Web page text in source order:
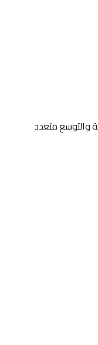
والتوسع متعدد